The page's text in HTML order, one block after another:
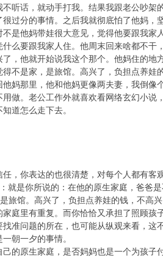
听话，就动手打我。结果我跟老公吵架
过分的事情。之后我就彻底怕了他妈，
是他妈带娃很大意见，觉得他要跟我家
么要跟我家人住。他周末回来啥都不干
，他就开始说我这个那个。他妈住的地
不是家，是旅馆。高兴了，负担点养娃
妈那里，他和他妈更像两夫妻，我倒像
做。老公工作外就喜欢看网络玄幻小说
道怎么走下去。
，你表达的也很清楚，对每个人都有客
就是你所说的：在他的原生家庭，爸爸
旅馆。高兴了，负担点养娃的钱，不高
庭里有重复。而你恰恰又承担了照顾孩
准问题的所在，也可能从纵观来看，这
朝一夕的事情。
的原生家庭，是否妈妈也是一个为孩子